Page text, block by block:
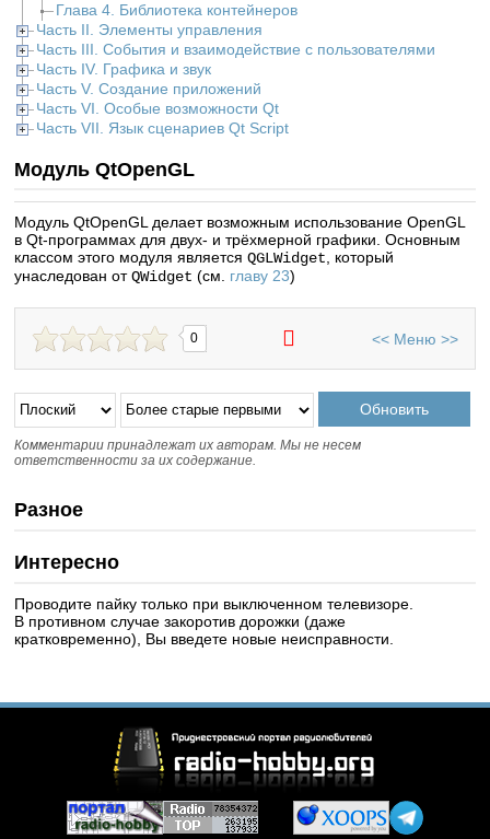
Глава 4. Библиотека контейнеров
Часть II. Элементы управления
Часть III. События и взаимодействие с пользователями
Часть IV. Графика и звук
Часть V. Создание приложений
Часть VI. Особые возможности Qt
Часть VII. Язык сценариев Qt Script
Модуль QtOpenGL
Модуль QtOpenGL делает возможным использование OpenGL
в Qt-программах для двух- и трёхмерной графики. Основным
классом этого модуля являетсяQGLWidget , который
унаследован отQWidget (см. главу 23)
0 << Меню >>
Комментарии принадлежат их авторам. Мы не несем
ответственности за их содержание.
Разное
Интересно
Проводите пайку только при выключенном телевизоре.
В противном случае закоротив дорожки (даже
кратковременно), Вы введете новые неисправности.